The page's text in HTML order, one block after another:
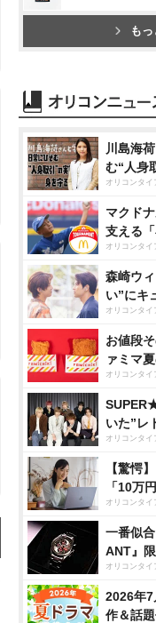
も
川島海
む“人身
オリコンタイ
マクド
支える
オリコンタイ
森崎ウ
い”にキ
オリコンタイ
お値段
ァミマ
オリコンタイ
いた”レ
オリコンタイ
【驚愕
「10万
オリコンタイ
一番似
ANT』
オリコンタイ
2026年7
作＆話